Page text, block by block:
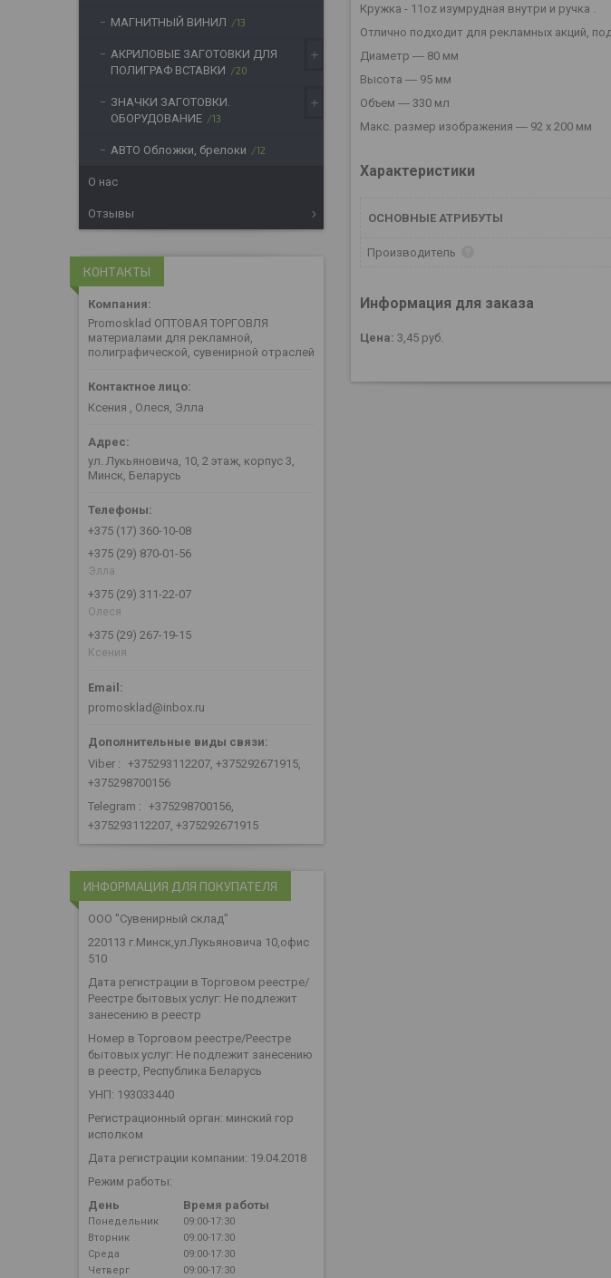
Кружка - 11oz изумрудная внутри и ручка .
Отлично подходит для рекламных акций,
Диаметр ― 80 мм
Высота ― 95 мм
Объем ― 330 мл
Макс. размер изображения ― 92 х 200 мм
Характеристики
ОСНОВНЫЕ АТРИБУТЫ
Производитель
Информация для заказа
Цена: 3,45 руб.
МАГНИТНЫЙ ВИНИЛ 13
АКРИЛОВЫЕ ЗАГОТОВКИ ДЛЯ
ПОЛИГРАФ ВСТАВКИ
20
ЗНАЧКИ ЗАГОТОВКИ.
ОБОРУДОВАНИЕ
13
АВТО Обложки, брелоки 12
О нас
Отзывы
КОНТАКТЫ
Promosklad ОПТОВАЯ ТОРГОВЛЯ
материалами для рекламной,
полиграфической, сувенирной отраслей
Ксения , Олеся, Элла
ул. Лукьяновича, 10, 2 этаж, корпус 3,
Минск, Беларусь
+375 (17) 360-10-08
+375 (29) 870-01-56
Элла
+375 (29) 311-22-07
Олеся
+375 (29) 267-19-15
Ксения
promosklad@inbox.ru
Viber
+375293112207, +375292671915,
+375298700156
Telegram
+375298700156,
+375293112207, +375292671915
ИНФОРМАЦИЯ ДЛЯ ПОКУПАТЕЛЯ
ООО "Сувенирный склад"
220113 г.Минск,ул.Лукьяновича 10,офис
510
Дата регистрации в Торговом реестре/
Реестре бытовых услуг: Не подлежит
занесению в реестр
Номер в Торговом реестре/Реестре
бытовых услуг: Не подлежит занесению
в реестр, Республика Беларусь
УНП: 193033440
Регистрационный орган: минский гор
исполком
Дата регистрации компании: 19.04.2018
Режим работы:
День
Время работы
Понедельник
09:00-17:30
Вторник
09:00-17:30
Среда
09:00-17:30
Четверг
09:00-17:30